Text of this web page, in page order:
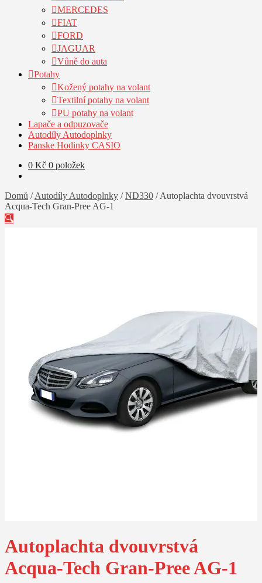
MERCEDES
FIAT
FORD
JAGUAR
Vůně do auta
Potahy
Kožený potahy na volant
Textilní potahy na volant
PU potahy na volant
Lapače a odpuzovače
Autodíly Autodoplnky
Panske Hodinky CASIO
0 Kč 0 položek
Domů /Autodíly Autodoplnky /ND330 /Autoplachta dvouvrstvá
Acqua-Tech Gran-Pree AG-1
🔍
Autoplachta dvouvrstvá
Acqua-Tech Gran-Pree AG-1